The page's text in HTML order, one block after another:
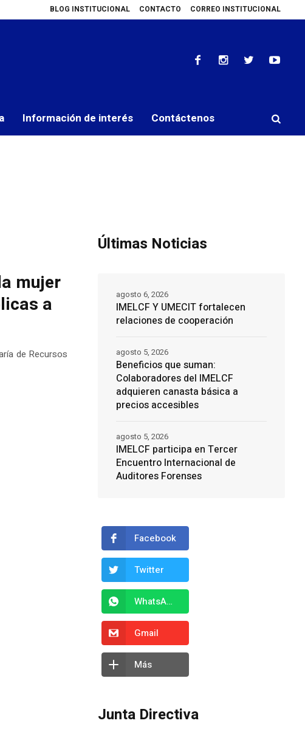
BLOG INSTITUCIONAL CONTACTO CORREO INSTITUCIONAL
adquieren canasta básica a precios accesibles IMELCF participa en Tercer
Información de interés Contáctenos
mujer
a
de Recursos
Últimas Noticias
IMELCF Y UMECIT fortalecen
relaciones de cooperación
agosto 6, 2026
Beneficios que suman:
Colaboradores del IMELCF
adquieren canasta básica a
precios accesibles
agosto 5, 2026
IMELCF participa en Tercer
Encuentro Internacional de
Auditores Forenses
agosto 5, 2026
Facebook
Twitter
WhatsApp
Gmail
Más
Junta Directiva